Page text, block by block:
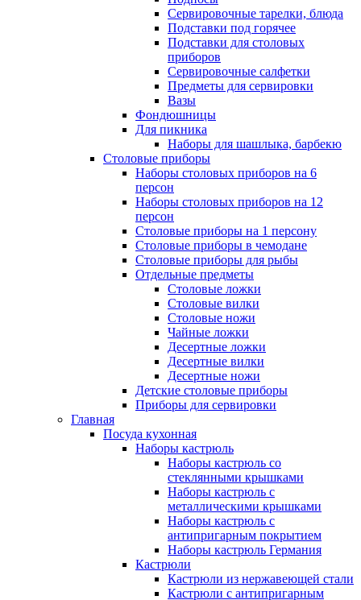
Сервировочные тарелки, блюда
Подставки под горячее
Подставки для столовых
приборов
Сервировочные салфетки
Предметы для сервировки
Вазы
Фондюшницы
Для пикника
Наборы для шашлыка, барбекю
Столовые приборы
Наборы столовых приборов на 6
персон
Наборы столовых приборов на 12
персон
Столовые приборы на 1 персону
Столовые приборы в чемодане
Столовые приборы для рыбы
Отдельные предметы
Столовые ложки
Столовые вилки
Столовые ножи
Чайные ложки
Десертные ложки
Десертные вилки
Десертные ножи
Детские столовые приборы
Приборы для сервировки
Главная
Посуда кухонная
Наборы кастрюль
Наборы кастрюль со
стеклянными крышками
Наборы кастрюль с
металлическими крышками
Наборы кастрюль с
антипригарным покрытием
Наборы кастрюль Германия
Кастрюли
Кастрюли из нержавеющей стали
Кастрюли с антипригарным